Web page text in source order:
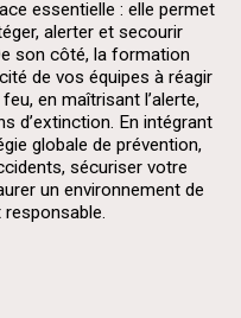
essentielle : elle permet
alerter et secourir
son côté, la formation
de vos équipes à réagir
en maîtrisant l’alerte,
d’extinction. En intégrant
globale de prévention,
sécuriser votre
un environnement de